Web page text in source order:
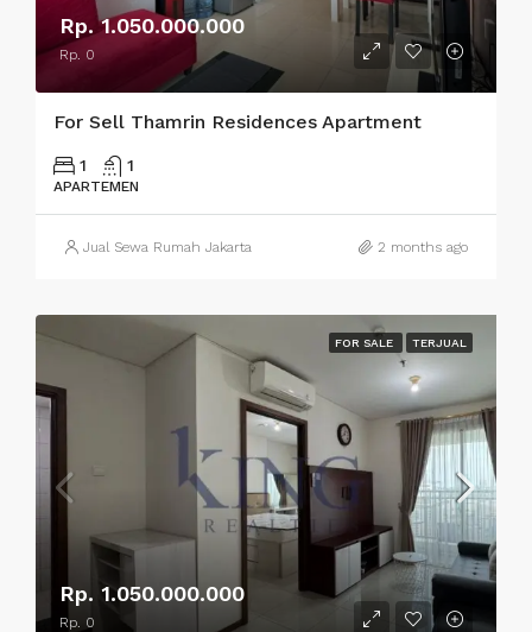
Rp. 1.050.000.000
Rp. 0
For Sell Thamrin Residences Apartment
1 1
APARTEMEN
Jual Sewa Rumah Jakarta 2 months ago
FOR SALE TERJUAL
Rp. 1.050.000.000
Rp. 0